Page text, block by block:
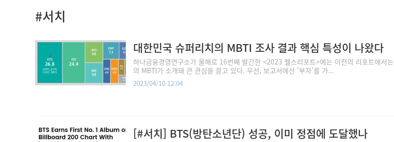
#서치
대한민국 슈퍼리치의 MBTI 조사 결과 핵심 특성이 나왔다
하나금융경영연구소가 올해로 16번째 발간한 <2023 웰스리포트>에는 이전의 리포트에서
의 MBTI가 소개돼 큰 관심을 끌고 있다. 우선, 보고서에선 '부자'를 가...
2023/04/10 12:04
[#서치] BTS(방탄소년단) 성공, 이미 정점에 도달했나